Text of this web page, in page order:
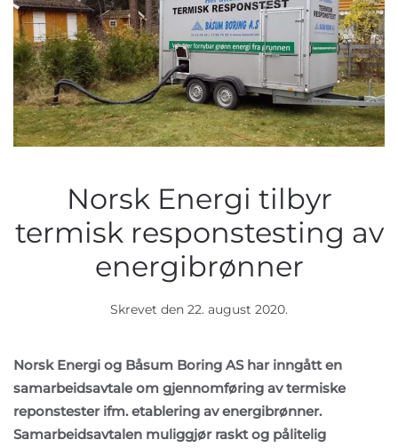
Norsk Energi tilbyr
termisk responstesting av
energibrønner
Skrevet den 22. august 2020.
Norsk Energi og Båsum Boring AS har inngått en
samarbeidsavtale om gjennomføring av termiske
reponstester ifm. etablering av energibrønner.
Samarbeidsavtalen muliggjør raskt og pålitelig